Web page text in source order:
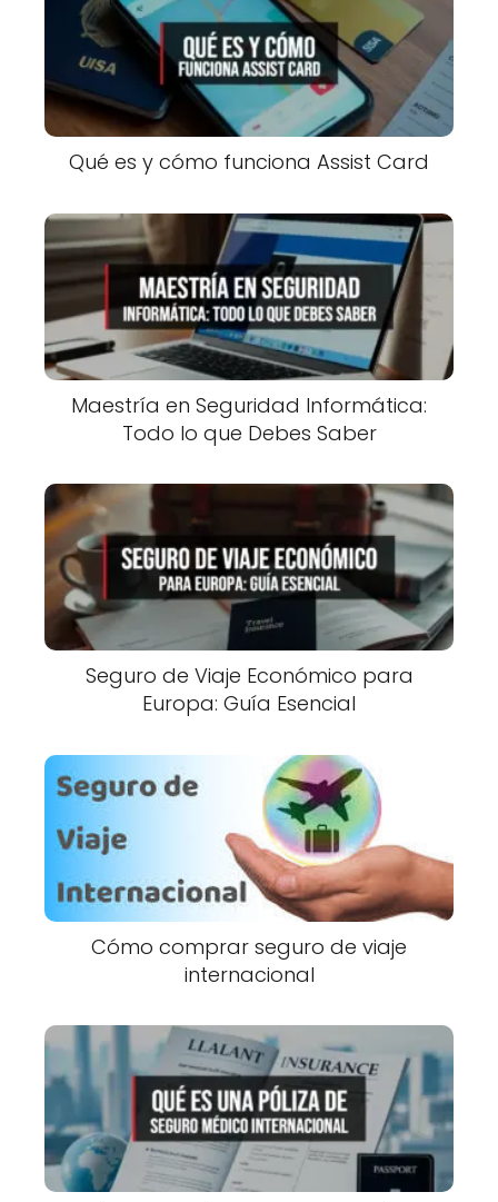
Qué es y cómo funciona Assist Card
Maestría en Seguridad Informática:
Todo lo que Debes Saber
Seguro de Viaje Económico para
Europa: Guía Esencial
Cómo comprar seguro de viaje
internacional